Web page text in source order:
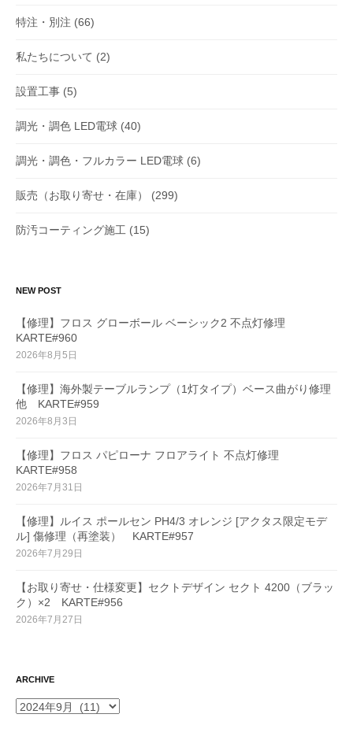
特注・別注 (66)
私たちについて (2)
設置工事 (5)
調光・調色 LED電球 (40)
調光・調色・フルカラー LED電球 (6)
販売（お取り寄せ・在庫） (299)
防汚コーティング施工 (15)
NEW POST
【修理】フロス グローボール ベーシック2 不点灯修理
KARTE#960
2026年8月5日
【修理】海外製テーブルランプ（1灯タイプ）ベース曲がり修理
他 KARTE#959
2026年8月3日
【修理】フロス パピローナ フロアライト 不点灯修理
KARTE#958
2026年7月31日
【修理】ルイス ポールセン PH4/3 オレンジ [アクタス限定モデ
ル] 傷修理（再塗装） KARTE#957
2026年7月29日
【お取り寄せ・仕様変更】セクトデザイン セクト 4200（ブラッ
ク）×2 KARTE#956
2026年7月27日
ARCHIVE
ARCHIVE